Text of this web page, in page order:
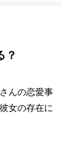
？
んの恋愛事
女の存在に